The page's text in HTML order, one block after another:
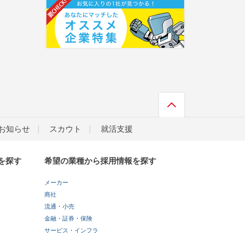
知らせ スカウト 就活支援
探す 希望の業種から採用情報を探す
メーカー
商社
流通・小売
金融・証券・保険
サービス・インフラ